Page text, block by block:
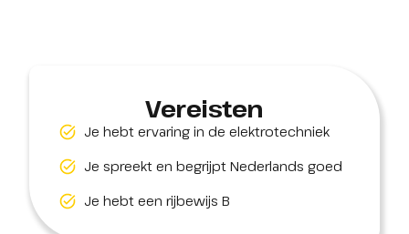
Vereisten
Je hebt ervaring in de elektrotechniek
Je spreekt en begrijpt Nederlands goed
Je hebt een rijbewijs B